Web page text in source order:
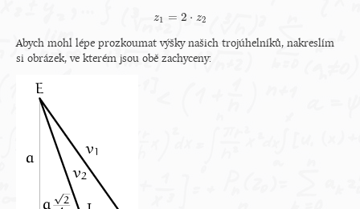
z1 = 2 ⋅ z2
z 1= 2⋅ z 2
Abych mohl lépe prozkoumat výšky našich trojúhelníků, nakreslím
si obrázek, ve kterém jsou obě zachyceny: